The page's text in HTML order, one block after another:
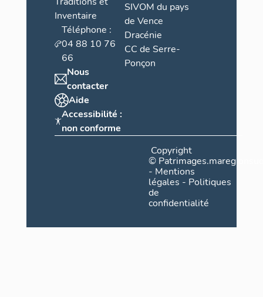
Inventaire
Téléphone :
04 88 10 76
66
Nous
contacter
Aide
Accessibilité :
non conforme
SIVOM du pays
de Vence
Dracénie
CC de Serre-
Ponçon
Copyright
©
- Mentions
légales - Politiques
de
confidentialité